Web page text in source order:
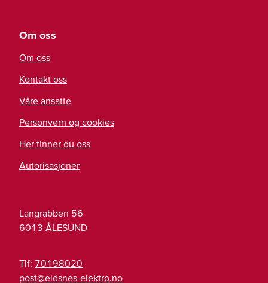
Langrabben 56
6013 ÅLESUND
Tlf: 70198020
on.ortkele-sensdie@tsop
Om oss
Om oss
Kontakt oss
Våre ansatte
Personvern og cookies
Her finner du oss
Autorisasjoner